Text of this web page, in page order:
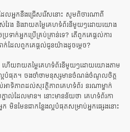
ែលអ្នកនឹងជ្រើសរើសនោះ សូមពិចារណាពី
ាស់វែង និងវាយតម្លៃគេហទំព័រនីមួយៗដោយយោង
ាក់អ្នកប្រើគ្រប់គ្រាន់ទេ? តើពួកគេផ្តល់ការ
ក់ដែលពួកគេផ្តល់ជូនយ៉ាងដូចម្ដេច?
ហើយវាយតម្លៃគេហទំព័រនីមួយៗដោយយោងតាម
ល្អបំផុត។ ចងចាំថាមនុស្សមានចំណង់ចំណូលចិត្ត
ាទិភាពដល់សុវត្ថិភាពគេហទំព័រ នរណាម្នាក់
នាល់ដែលមាន។ នោះមានន័យថា គេហទំព័រកា
មែនជាកន្លែងល្អបំផុតសម្រាប់អ្នកផ្សេងនោះ